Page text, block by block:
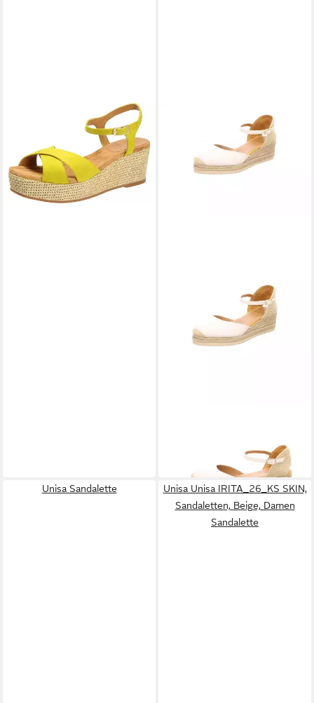
Sandalette
119,95 €
-33%
Damen Keilsandalette (keine
Angabe, 1-tlg., keine Angabe)
Unisa Sandalette
Unisa Unisa IRITA_26_KS SKIN,
Sandaletten, Beige, Damen
Sandalette